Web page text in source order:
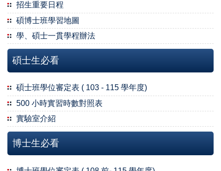
招生重要日程
碩博士班學習地圖
學、碩士一貫學程辦法
碩士生必看
碩士班學位審定表 ( 103 - 115 學年度)
500 小時實習時數對照表
實驗室介紹
博士生必看